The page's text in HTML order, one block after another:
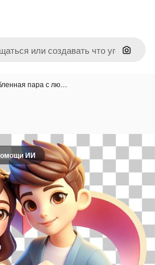
Поиск
пара с лю…
ИИ